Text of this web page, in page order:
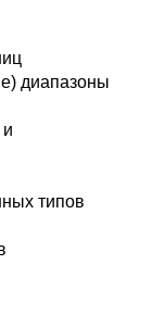
диапазоны
типов